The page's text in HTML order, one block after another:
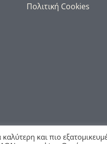
Πολιτική Cookies
© Copyright
και πιο